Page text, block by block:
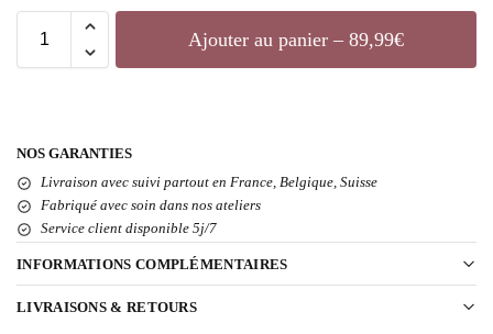
Ajouter au panier – 89,99€
NOS GARANTIES
Livraison avec suivi partout en France, Belgique, Suisse
Fabriqué avec soin dans nos ateliers
Service client disponible 5j/7
INFORMATIONS COMPLÉMENTAIRES
LIVRAISONS & RETOURS